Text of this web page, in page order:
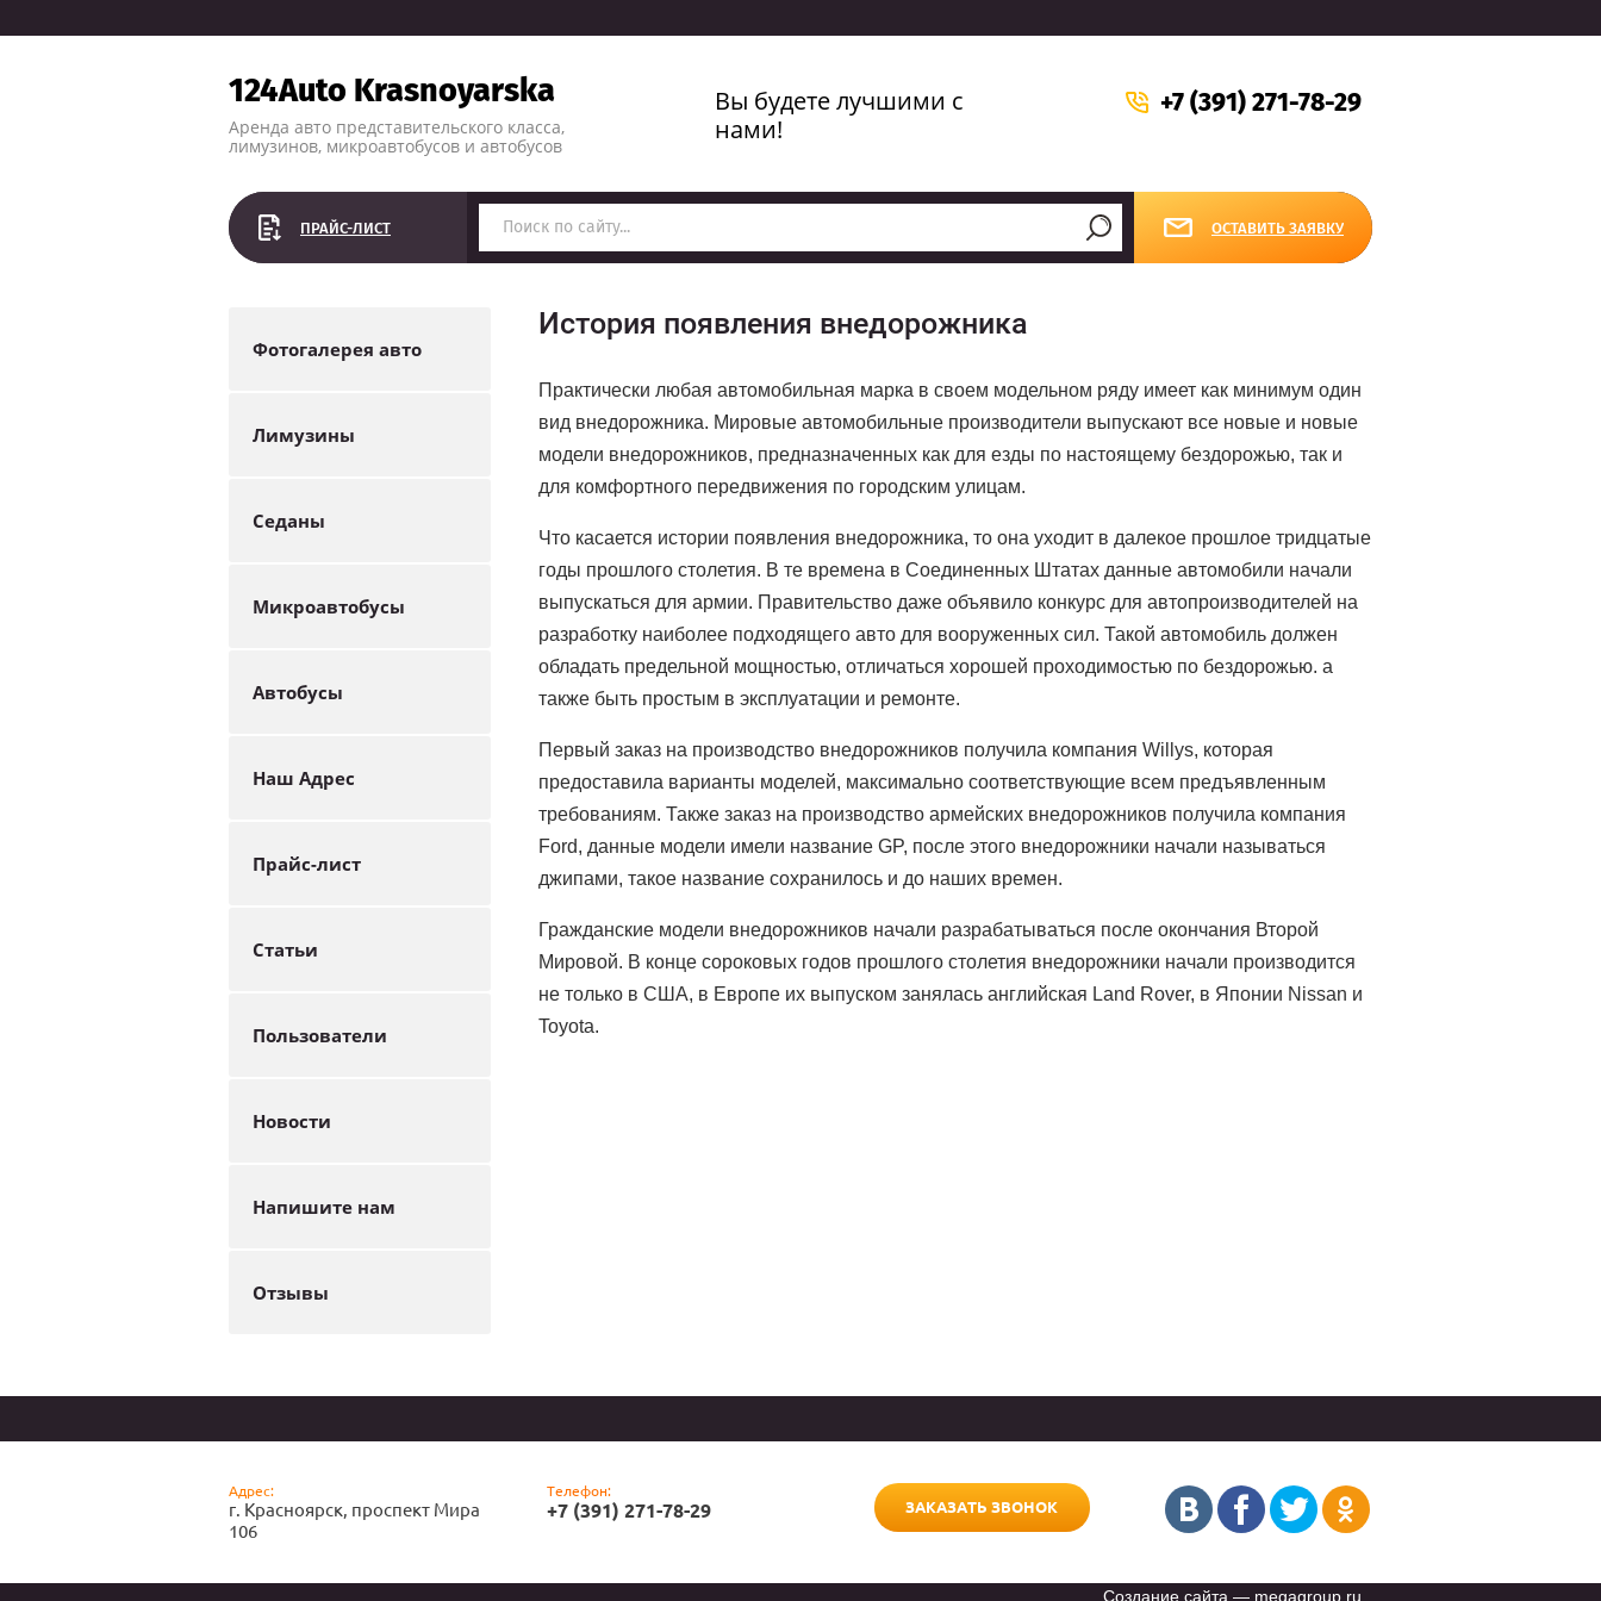
124Auto Krasnoyarska
Аренда авто представительского класса,
лимузинов, микроавтобусов и автобусов
Вы будете лучшими с
нами!
+7 (391) 271-78-29
ПРАЙС-ЛИСТ ОСТАВИТЬ ЗАЯВКУ
Фотогалерея авто
Лимузины
Седаны
Микроавтобусы
Автобусы
Наш Адрес
Прайс-лист
Статьи
Пользователи
Новости
Напишите нам
Отзывы
История появления внедорожника
Практически любая автомобильная марка в своем модельном ряду имеет как минимум один
вид внедорожника. Мировые автомобильные производители выпускают все новые и новые
модели внедорожников, предназначенных как для езды по настоящему бездорожью, так и
для комфортного передвижения по городским улицам.
Что касается истории появления внедорожника, то она уходит в далекое прошлое тридцатые
годы прошлого столетия. В те времена в Соединенных Штатах данные автомобили начали
выпускаться для армии. Правительство даже объявило конкурс для автопроизводителей на
разработку наиболее подходящего авто для вооруженных сил. Такой автомобиль должен
обладать предельной мощностью, отличаться хорошей проходимостью по бездорожью. а
также быть простым в эксплуатации и ремонте.
Первый заказ на производство внедорожников получила компания Willys, которая
предоставила варианты моделей, максимально соответствующие всем предъявленным
требованиям. Также заказ на производство армейских внедорожников получила компания
Ford, данные модели имели название GP, после этого внедорожники начали называться
джипами, такое название сохранилось и до наших времен.
Гражданские модели внедорожников начали разрабатываться после окончания Второй
Мировой. В конце сороковых годов прошлого столетия внедорожники начали производится
не только в США, в Европе их выпуском занялась английская Land Rover, в Японии Nissan и
Toyota.
Адрес:
г. Красноярск, проспект Мира
106
Телефон:
+7 (391) 271-78-29 ЗАКАЗАТЬ ЗВОНОК
Создание сайта — megagroup.ru